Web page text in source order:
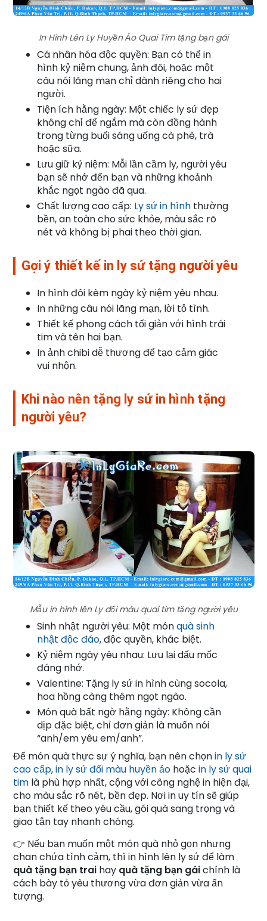
In Hình Lên Ly Huyền Ảo Quai Tim tặng bạn gái
Cá nhân hóa độc quyền: Bạn có thể in
hình kỷ niệm chung, ảnh đôi, hoặc một
câu nói lãng mạn chỉ dành riêng cho hai
người.
Tiện ích hằng ngày: Một chiếc ly sứ đẹp
không chỉ để ngắm mà còn đồng hành
trong từng buổi sáng uống cà phê, trà
hoặc sữa.
Lưu giữ kỷ niệm: Mỗi lần cầm ly, người yêu
bạn sẽ nhớ đến bạn và những khoảnh
khắc ngọt ngào đã qua.
Chất lượng cao cấp: Ly sứ in hìnhthường
bền, an toàn cho sức khỏe, màu sắc rõ
nét và không bị phai theo thời gian.
Gợi ý thiết kế in ly sứ tặng người yêu
In hình đôi kèm ngày kỷ niệm yêu nhau.
In những câu nói lãng mạn, lời tỏ tình.
Thiết kế phong cách tối giản với hình trái
tim và tên hai bạn.
In ảnh chibi dễ thương để tạo cảm giác
vui nhộn.
Khi nào nên tặng ly sứ in hình tặng
người yêu?
Mẫu in hình lên Ly đổi màu quai tim tặng người yêu
Sinh nhật người yêu: Một mónquà sinh
nhật độc đáo, độc quyền, khác biệt.
Kỷ niệm ngày yêu nhau: Lưu lại dấu mốc
đáng nhớ.
Valentine: Tặng ly sứ in hình cùng socola,
hoa hồng càng thêm ngọt ngào.
Món quà bất ngờ hằng ngày: Không cần
dịp đặc biệt, chỉ đơn giản là muốn nói
“anh/em yêu em/anh”.
Để món quà thực sự ý nghĩa, bạn nên chọnin ly sứ
cao cấp,in ly sứ đổi màu huyền ảohoặc in ly sứ quai
timlà phù hợp nhất, cộng với công nghệ in hiện đại,
cho màu sắc rõ nét, bền đẹp. Nơi in uy tín sẽ giúp
bạn thiết kế theo yêu cầu, gói quà sang trọng và
giao tận tay nhanh chóng.
👉 Nếu bạn muốn một món quà nhỏ gọn nhưng
chan chứa tình cảm, thì in hình lên ly sứ để làm
quà tặng bạn traihay quà tặng bạn gáichính là
cách bày tỏ yêu thương vừa đơn giản vừa ấn
tượng.